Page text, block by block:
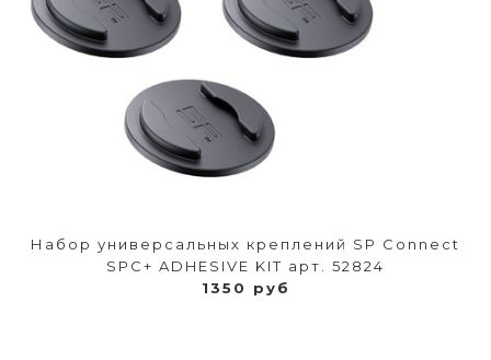
Набор универсальных креплений SP Connect
SPC+ ADHESIVE KIT арт. 52824
1350 руб